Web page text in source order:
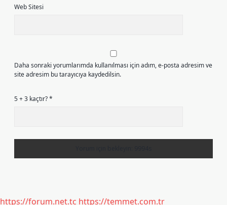
Web Sitesi
Daha sonraki yorumlarımda kullanılması için adım, e-posta adresim ve
site adresim bu tarayıcıya kaydedilsin.
5 + 3 kaçtır?*
https://forum.net.tc https://temmet.com.tr